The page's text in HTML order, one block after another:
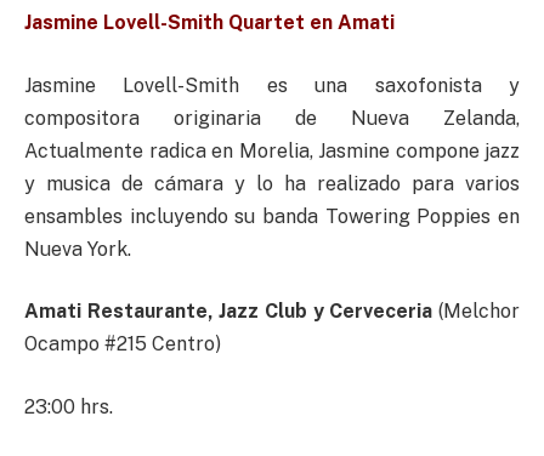
Jasmine Lovell-Smith Quartet en Amati
Jasmine Lovell-Smith es una saxofonista y
compositora originaria de Nueva Zelanda,
Actualmente radica en Morelia, Jasmine compone jazz
y musica de cámara y lo ha realizado para varios
ensambles incluyendo su banda Towering Poppies en
Nueva York.
Amati Restaurante, Jazz Club y Cerveceria (Melchor
Ocampo #215 Centro)
23:00 hrs.